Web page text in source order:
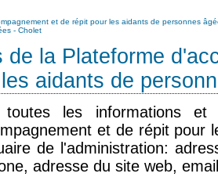
et de répit pour les aidants de personnes
- Cholet
de la Plateforme
aidants de
toutes les informations et
et de répit pour
de l'administration:
adresse du site web,